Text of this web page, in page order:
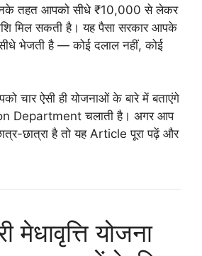
तहत आपको सीधे ₹10,000 से लेकर
मिल सकती है। यह पैसा सरकार आपके
भेजती है — कोई दलाल नहीं, कोई
चार ऐसी ही योजनाओं के बारे में बताएंगे
Department चलाती है। अगर आप
छात्रा है तो यह Article पूरा पढ़ें और
मेधावृत्ति योजना